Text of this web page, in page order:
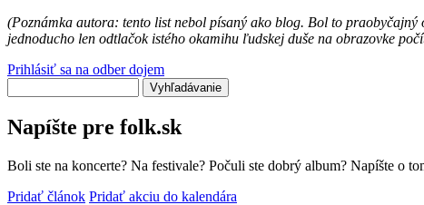
(Poznámka autora: tento list nebol písaný ako blog. Bol to
jednoducho len odtlačok istého okamihu ľudskej duše na obrazovke
Prihlásiť sa na odber dojem
Napíšte pre folk.sk
Boli ste na koncerte? Na festivale? Počuli ste dobrý album? Napíšte o
Pridať článok Pridať akciu do kalendára